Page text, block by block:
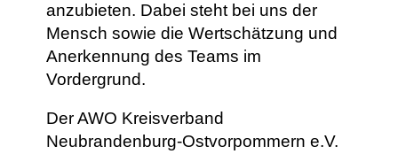
anzubieten. Dabei steht bei uns der
Mensch sowie die Wertschätzung und
Anerkennung des Teams im
Vordergrund.
Der AWO Kreisverband
Neubrandenburg-Ostvorpommern e.V.